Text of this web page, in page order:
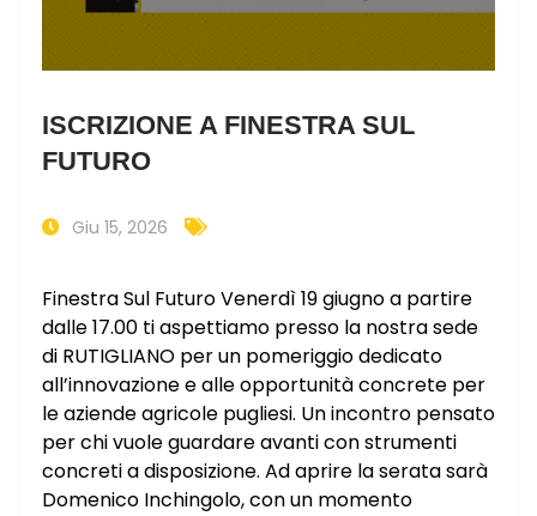
ISCRIZIONE A FINESTRA SUL
FUTURO
Giu 15, 2026
Finestra Sul Futuro Venerdì 19 giugno a partire
dalle 17.00 ti aspettiamo presso la nostra sede
di RUTIGLIANO per un pomeriggio dedicato
all’innovazione e alle opportunità concrete per
le aziende agricole pugliesi. Un incontro pensato
per chi vuole guardare avanti con strumenti
concreti a disposizione. Ad aprire la serata sarà
Domenico Inchingolo, con un momento